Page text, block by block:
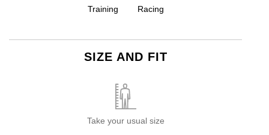
Training Racing
SIZE AND FIT
Take your usual size